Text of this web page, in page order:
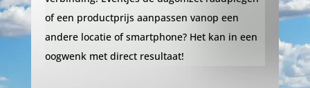
of een productprijs aanpassen vanop een
andere locatie of smartphone? Het kan in een
oogwenk met direct resultaat!